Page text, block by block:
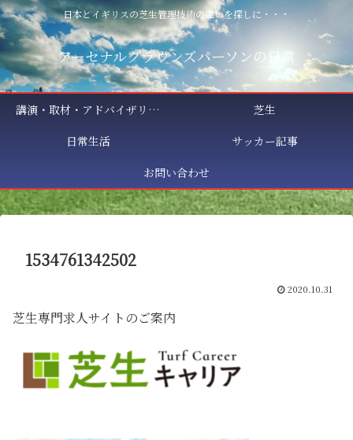
日本とイギリスの芝生管理技術の違いを探しに・・・
アーセナルグラウンズパーソンの日常
講演・取材・アドバイザリー相談
芝生
日常生活
サッカー記事
お問い合わせ
1534761342502
2020.10.31
芝生専門求人サイトのご案内